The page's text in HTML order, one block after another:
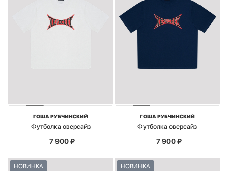
ГОША РУБЧИНСКИЙ
Футболка оверсайз
7 900₽
ГОША РУБЧИНСКИЙ
Футболка оверсайз
7 900₽
НОВИНКА НОВИНКА